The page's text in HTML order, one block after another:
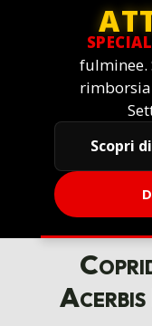
fulminee.
Scopri